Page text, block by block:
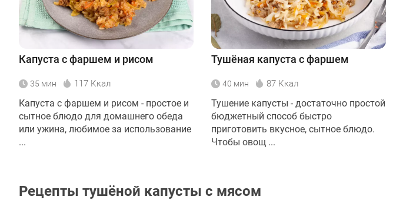
Капуста с фаршем и рисом
35 мин 117 Ккал
Капуста с фаршем и рисом - простое и
сытное блюдо для домашнего обеда
или ужина, любимое за использование
...
Тушёная капуста с фаршем
40 мин 87 Ккал
Тушение капусты - достаточно простой
бюджетный способ быстро
приготовить вкусное, сытное блюдо.
Чтобы овощ ...
Рецепты тушёной капусты с мясом